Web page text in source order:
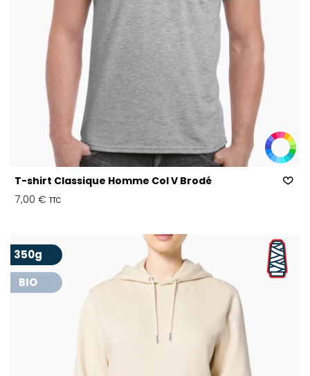
T-shirt Classique Homme Col V Brodé
7,00 € TTC
350g
BIO